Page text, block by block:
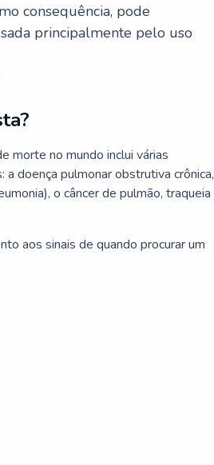
consequência, pode
principalmente pelo uso
morte no mundo inclui várias
doença pulmonar obstrutiva crônica,
o câncer de pulmão, traqueia
aos sinais de quando procurar um